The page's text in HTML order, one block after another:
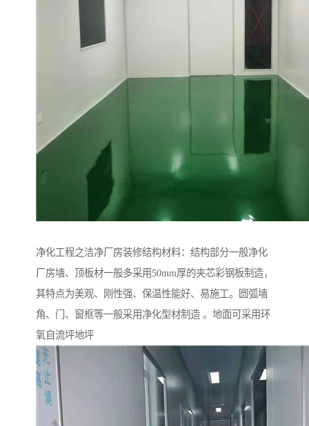
净化工程之洁净厂房装修结构材料：结构部分一般净化
厂房墙、顶板材一般多采用50mm厚的夹芯彩钢板制造，
其特点为美观、刚性强、保温性能好、易施工。圆弧墙
角、门、窗框等一般采用净化型材制造 。地面可采用环
氧自流坪地坪